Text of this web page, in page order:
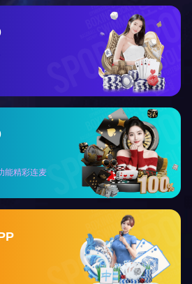
上一条：客户现
下一条：客户现
丨 案例展示丨 在线留言